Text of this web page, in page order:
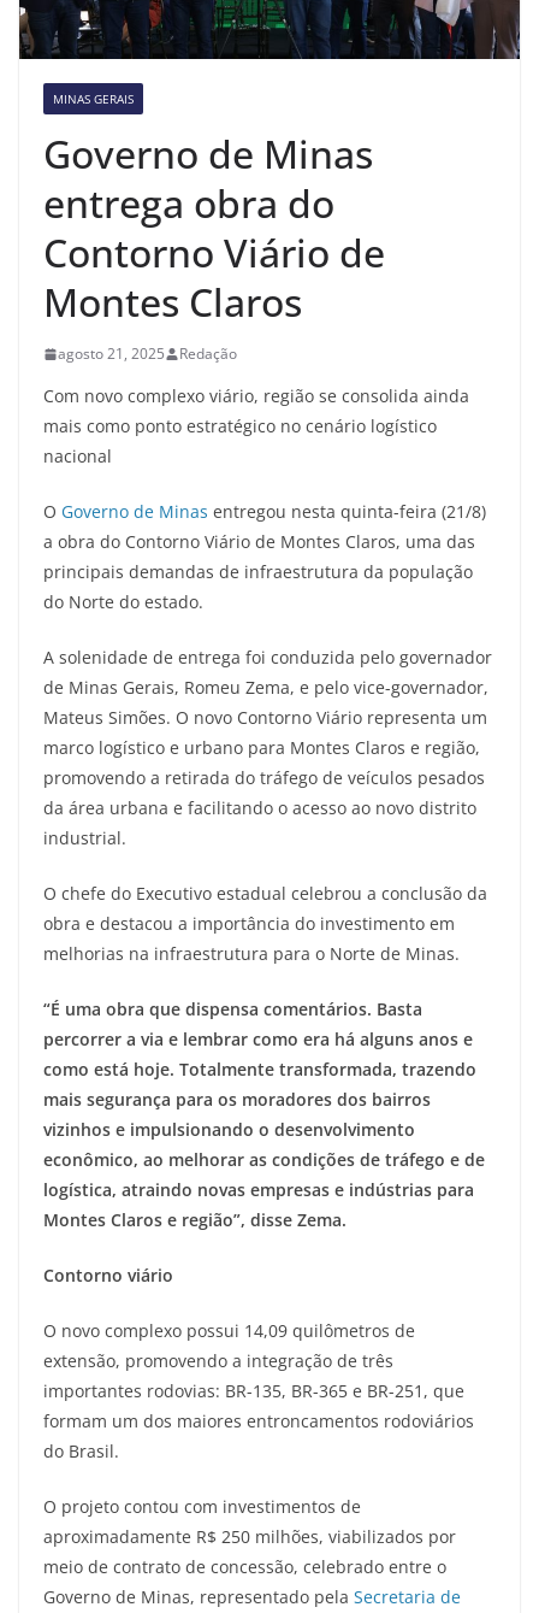
MINAS GERAIS
Governo de Minas
entrega obra do
Contorno Viário de
Montes Claros
agosto 21, 2025 Redação
Com novo complexo viário, região se consolida ainda
mais como ponto estratégico no cenário logístico
nacional
O Governo de Minas entregou nesta quinta-feira (21/8)
a obra do Contorno Viário de Montes Claros, uma das
principais demandas de infraestrutura da população
do Norte do estado.
A solenidade de entrega foi conduzida pelo governador
de Minas Gerais, Romeu Zema, e pelo vice-governador,
Mateus Simões. O novo Contorno Viário representa um
marco logístico e urbano para Montes Claros e região,
promovendo a retirada do tráfego de veículos pesados
da área urbana e facilitando o acesso ao novo distrito
industrial.
O chefe do Executivo estadual celebrou a conclusão da
obra e destacou a importância do investimento em
melhorias na infraestrutura para o Norte de Minas.
“É uma obra que dispensa comentários. Basta
percorrer a via e lembrar como era há alguns anos e
como está hoje. Totalmente transformada, trazendo
mais segurança para os moradores dos bairros
vizinhos e impulsionando o desenvolvimento
econômico, ao melhorar as condições de tráfego e de
logística, atraindo novas empresas e indústrias para
Montes Claros e região”, disse Zema.
Contorno viário
O novo complexo possui 14,09 quilômetros de
extensão, promovendo a integração de três
importantes rodovias: BR-135, BR-365 e BR-251, que
formam um dos maiores entroncamentos rodoviários
do Brasil.
O projeto contou com investimentos de
aproximadamente R$ 250 milhões, viabilizados por
meio de contrato de concessão, celebrado entre o
Governo de Minas, representado pela Secretaria de